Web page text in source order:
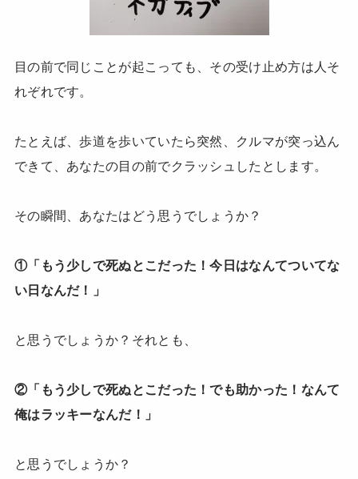
目の前で同じことが起こっても、その受け止め方は人そ
れぞれです。
たとえば、歩道を歩いていたら突然、クルマが突っ込ん
できて、あなたの目の前でクラッシュしたとします。
その瞬間、あなたはどう思うでしょうか？
①「もう少しで死ぬとこだった！今日はなんてついてな
い日なんだ！」
と思うでしょうか？それとも、
②「もう少しで死ぬとこだった！でも助かった！なんて
俺はラッキーなんだ！」
と思うでしょうか？